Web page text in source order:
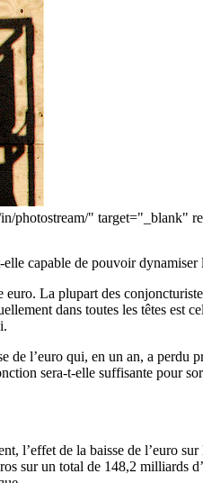
photostream/" target="_blank"
capable de pouvoir dynamiser
La plupart des
dans toutes les têtes
l’euro qui, en un an, a perdu
sera-t-elle suffisante pour
l’effet de la baisse de l’euro
sur un total de 148,2 milliards